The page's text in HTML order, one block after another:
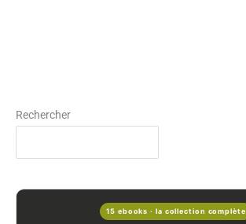
Rechercher
15 ebooks · la collection complète